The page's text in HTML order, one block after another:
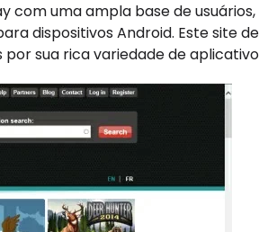
com uma ampla base de
dispositivos Android. Este site
sua rica variedade de